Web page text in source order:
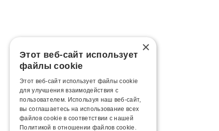
×
Этот веб-сайт использует
файлы cookie
Этот веб-сайт использует файлы cookie
для улучшения взаимодействия с
пользователем. Используя наш веб-сайт,
вы соглашаетесь на использование всех
файлов cookie в соответствии с нашей
Политикой в ​​отношении файлов cookie.